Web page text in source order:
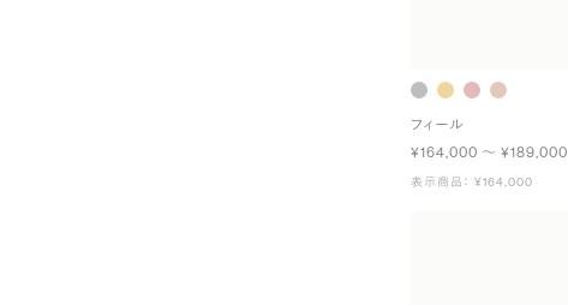
フィール
¥164,000 〜 ¥189,000
表示商品： ¥164,000